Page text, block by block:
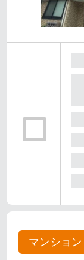
マンション